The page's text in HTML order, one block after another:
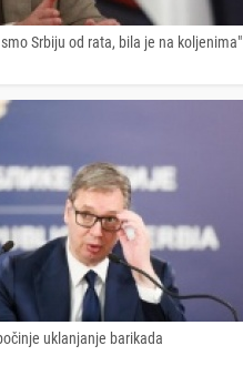
Srbiju od rata, bila je na koljenima"
uklanjanje barikada